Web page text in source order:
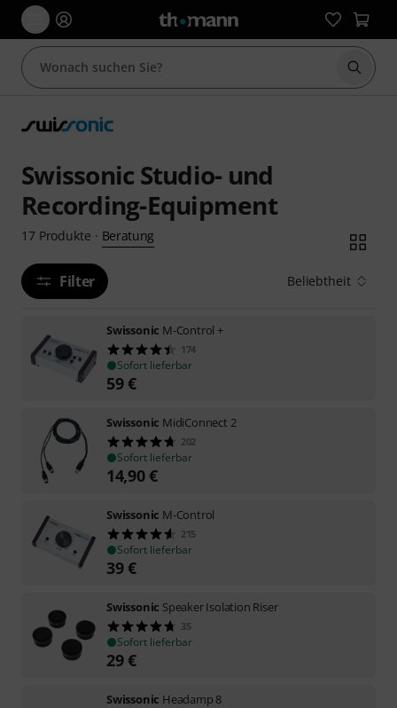
Suche
Swissonic Studio- und
Recording-Equipment
17 Produkte · Beratung
Filter Beliebtheit
Swissonic M-Control +
174
Sofort lieferbar
59€
Swissonic MidiConnect 2
202
Sofort lieferbar
14,90€
Swissonic M-Control
215
Sofort lieferbar
39€
Swissonic Speaker Isolation Riser
35
Sofort lieferbar
29€
Swissonic Headamp 8